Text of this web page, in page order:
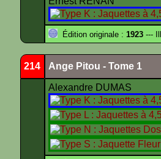
Édition originale : 1923 ---
214 Ange Pitou - Tome 1
Alexandre DUMAS